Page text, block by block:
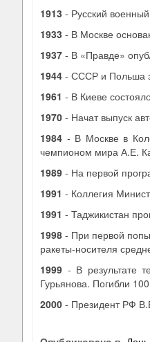
1913 - Русский
1933 - В Москве
1937 - В «Правде»
1944 - СССР и Польша
1961 - В Киеве
1970 - Начат выпуск
1984 - В Москве в
чемпионом мира А.Е.
1989 - На первой
1991 - Коллегия
1991 - Таджикистан
1998 - При первой
ракеты-носителя
1999 - В результате
Гурьянова. Погибли
2000 - Президент РФ